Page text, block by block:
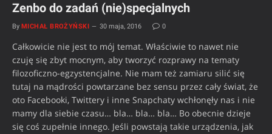
Zenbo do zadań (nie)specjalnych
By MICHAŁ BROŻYŃSKI 30 maja, 2016 0
Całkowicie nie jest to mój temat. Właściwie to nawet nie
czuję się zbyt mocnym, aby tworzyć rozprawy na tematy
filozoficzno-egzystencjalne. Nie mam też zamiaru silić się
tutaj na mądrości powtarzane bez sensu przez cały świat, że
oto Facebooki, Twittery i inne Snapchaty wchłonęły nas i nie
mamy dla siebie czasu… bla… bla… bla… Bo obecnie dzieje
się coś zupełnie innego. Jeśli powstają takie urządzenia, jak